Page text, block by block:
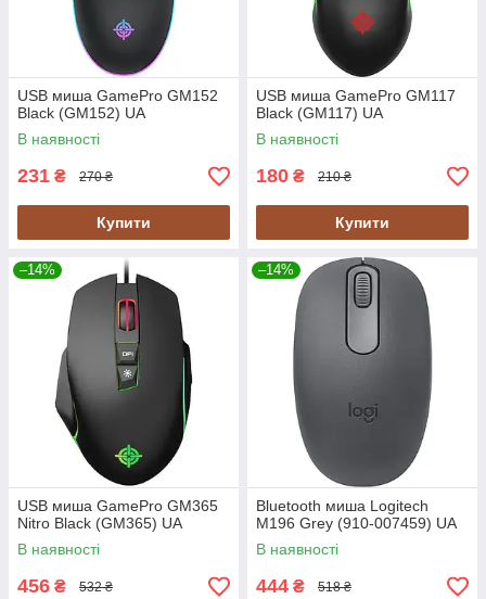
USB миша GamePro GM152
Black (GM152) UA
В наявності
231 ₴ 270 ₴
Купити
USB миша GamePro GM117
Black (GM117) UA
В наявності
180 ₴ 210 ₴
Купити
–14%
USB миша GamePro GM365
Nitro Black (GM365) UA
В наявності
456 ₴ 532 ₴
–14%
Bluetooth миша Logitech
M196 Grey (910-007459) UA
В наявності
444 ₴ 518 ₴